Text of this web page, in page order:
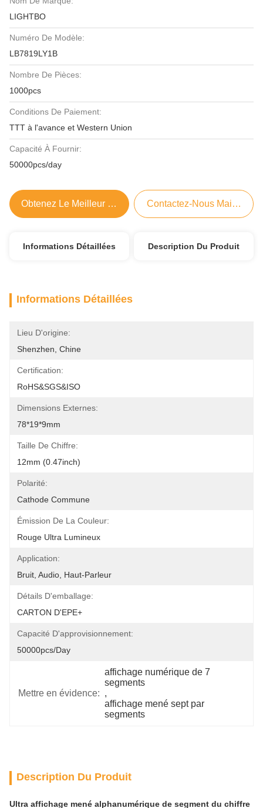
LIGHTBO
Numéro De Modèle:
LB7819LY1B
Nombre De Pièces:
1000pcs
Conditions De Paiement:
TTT à l'avance et Western Union
Capacité À Fournir:
50000pcs/day
Obtenez Le Meilleur Prix Contactez-Nous Maintenant
Informations Détaillées Description Du Produit
Informations Détaillées
Lieu D'origine:
Shenzhen, Chine
Certification:
RoHS&SGS&ISO
Dimensions Externes:
78*19*9mm
Taille De Chiffre:
12mm (0.47inch)
Polarité:
Cathode Commune
Émission De La Couleur:
Rouge Ultra Lumineux
Application:
Bruit, Audio, Haut-Parleur
Détails D'emballage:
CARTON D'EPE+
Capacité D'approvisionnement:
50000pcs/day
Mettre en évidence:
affichage numérique de 7
segments
,
affichage mené sept par
segments
Description Du Produit
Ultra affichage mené alphanumérique de segment du chiffre